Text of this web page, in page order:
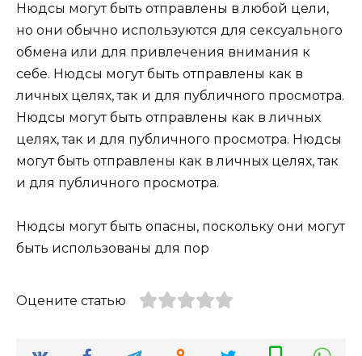
Нюдсы могут быть отправлены в любой цели,
но они обычно используются для сексуального
обмена или для привлечения внимания к
себе. Нюдсы могут быть отправлены как в
личных целях, так и для публичного просмотра.
Нюдсы могут быть отправлены как в личных
целях, так и для публичного просмотра. Нюдсы
могут быть отправлены как в личных целях, так
и для публичного просмотра.
Нюдсы могут быть опасны, поскольку они могут
быть использованы для пор
Оцените статью